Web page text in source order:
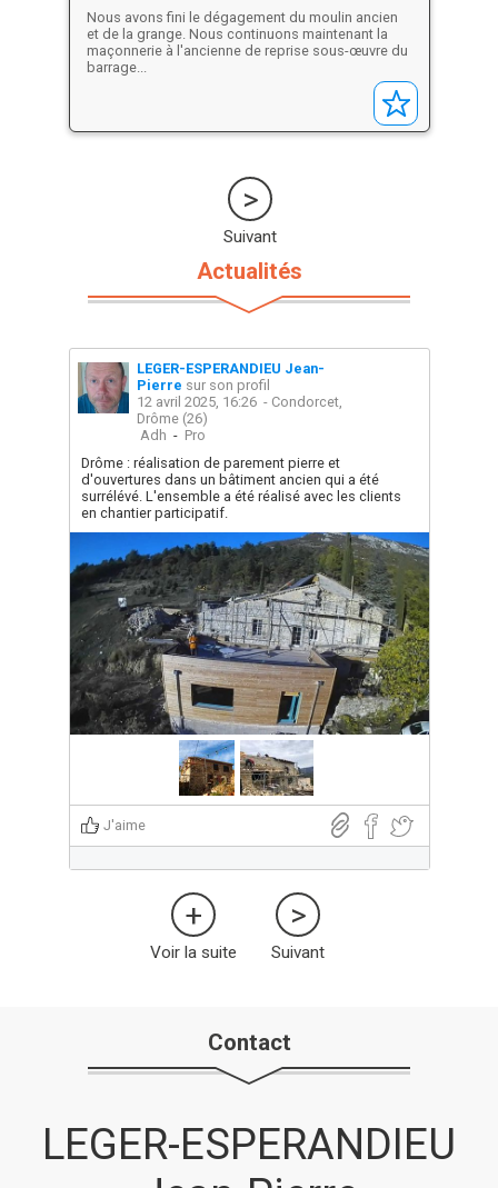
la toiture !!
Nous avons fini le dégagement du moulin ancien
et de la grange. Nous continuons maintenant la
maçonnerie à l'ancienne de reprise sous-œuvre du
barrage...
Suivant
Actualités
LEGER-ESPERANDIEU Jean-
Pierre sur son profil
12 avril 2025, 16:26- Condorcet,
Drôme (26)
Adh - Pro
Drôme : réalisation de parement pierre et
d'ouvertures dans un bâtiment ancien qui a été
surrélévé. L'ensemble a été réalisé avec les clients
en chantier participatif.
J'aime
Voir la suite Suivant
Contact
LEGER-ESPERANDIEU